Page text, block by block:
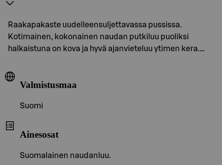
Raakapakaste uudelleensuljettavassa pussissa.
Kotimainen, kokonainen naudan putkiluu puoliksi
halkaistuna on kova ja hyvä ajanvieteluu ytimen kera.…
Valmistusmaa
Suomi
Ainesosat
Suomalainen naudanluu.